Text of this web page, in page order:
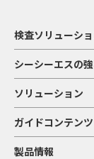
検査ソリューシ
シーシーエスの
ソリューション
ガイドコンテンツ
製品情報